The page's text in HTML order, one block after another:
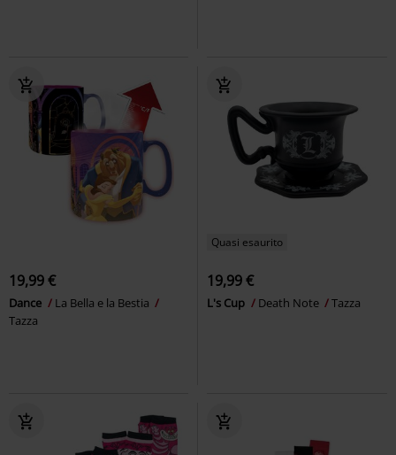
19,99 €
Dance
La Bella e la Bestia
Tazza
Quasi esaurito
19,99 €
L's Cup Death Note Tazza